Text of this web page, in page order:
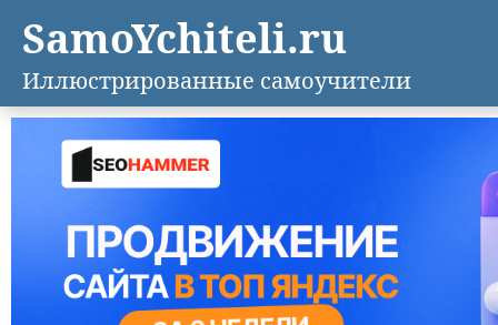
SamoYchiteli.ru
Иллюстрированные самоучители